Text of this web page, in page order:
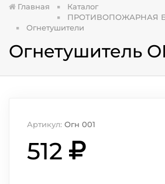
Главная
Каталог
ПРОТИВОПОЖАРНАЯ
Огнетушители
Огнетушитель
Артикул: Огн 001
512